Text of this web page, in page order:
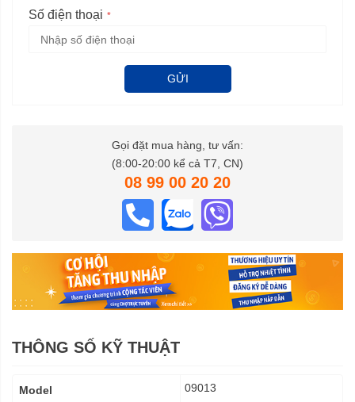
Số điện thoại
GỬI
Gọi đặt mua hàng, tư vấn:
(8:00-20:00 kể cả T7, CN)
08 99 00 20 20
THÔNG SỐ KỸ THUẬT
Model 09013